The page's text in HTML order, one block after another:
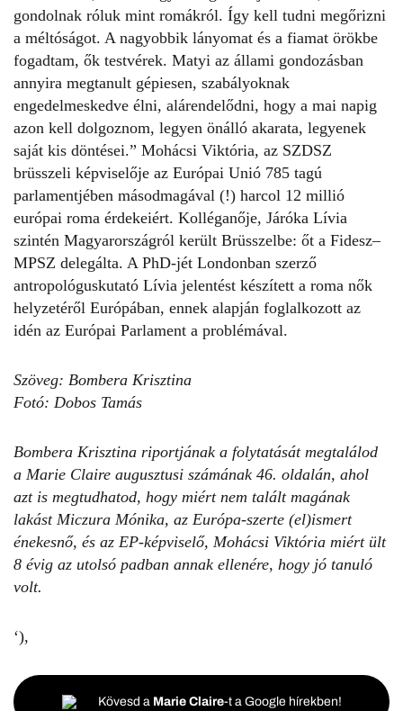
gondolnak róluk mint romákról. Így kell tudni megőrizni
a méltóságot. A nagyobbik lányomat és a fiamat örökbe
fogadtam, ők testvérek. Matyi az állami gondozásban
annyira megtanult gépiesen, szabályoknak
engedelmeskedve élni, alárendelődni, hogy a mai napig
azon kell dolgoznom, legyen önálló akarata, legyenek
saját kis döntései.” Mohácsi Viktória, az SZDSZ
brüsszeli képviselője az Európai Unió 785 tagú
parlamentjében másodmagával (!) harcol 12 millió
európai roma érdekeiért. Kolléganője, Járóka Lívia
szintén Magyarországról került Brüsszelbe: őt a Fidesz–
MPSZ delegálta. A PhD-jét Londonban szerző
antropológuskutató Lívia jelentést készített a roma nők
helyzetéről Európában, ennek alapján foglalkozott az
idén az Európai Parlament a problémával.
Szöveg: Bombera Krisztina
Fotó: Dobos Tamás
Bombera Krisztina riportjának a folytatását megtalálod
a Marie Claire augusztusi számának 46. oldalán, ahol
azt is megtudhatod, hogy miért nem talált magának
lakást Miczura Mónika, az Európa-szerte (el)ismert
énekesnő, és az EP-képviselő, Mohácsi Viktória miért ült
8 évig az utolsó padban annak ellenére, hogy jó tanuló
volt.
‘),
Kövesd a Marie Claire-t a Google hírekben!